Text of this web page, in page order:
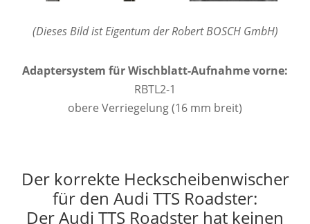
(Dieses Bild ist Eigentum der Robert BOSCH GmbH)
Adaptersystem für Wischblatt-Aufnahme vorne:
RBTL2-1
obere Verriegelung (16 mm breit)
Der korrekte Heckscheibenwischer
für den Audi TTS Roadster:
Der Audi TTS Roadster hat keinen